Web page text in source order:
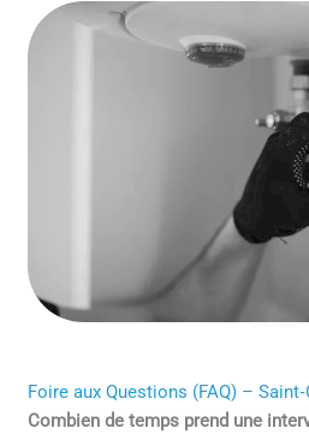
Foire aux Questions (FAQ) –
Combien de temps prend une